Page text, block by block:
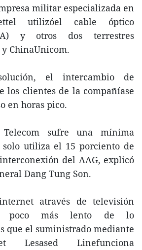
militar especializada en
utilizóel cable óptico
y otros dos terrestres
ChinaUnicom.
el intercambio de
los clientes de la compañíase
en horas pico.
sufre una mínima
solo utiliza el 15 porciento de
del AAG, explicó
Dang Tung Son.
através de televisión
poco más lento de lo
que el suministrado mediante
Lesased Linefunciona